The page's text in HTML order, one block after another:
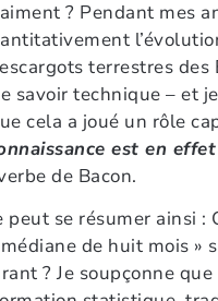
? Pendant mes
terrestres des
savoir technique – et
cela a joué un rôle
est en
de Bacon.
peut se résumer ainsi :
de huit mois »
? Je soupçonne